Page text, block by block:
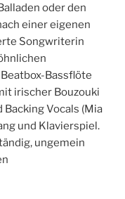
oder den
einer eigenen
Songwriterin
Bassflöte
irischer Bouzouki
Backing Vocals (Mia
und Klavierspiel.
ungemein